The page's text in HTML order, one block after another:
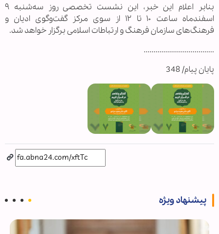
بنابر اعلام این خبر، این نشست تخصصی روز سه‌شنبه ۹
اسفندماه ساعت ۱۰ تا ۱۲ از سوی مرکز گفت‌وگوی ادیان و
فرهنگ‌های سازمان فرهنگ و ارتباطات اسلامی برگزار خواهد شد.
....................................
پایان پیام/ 348
پیشنهاد ویژه